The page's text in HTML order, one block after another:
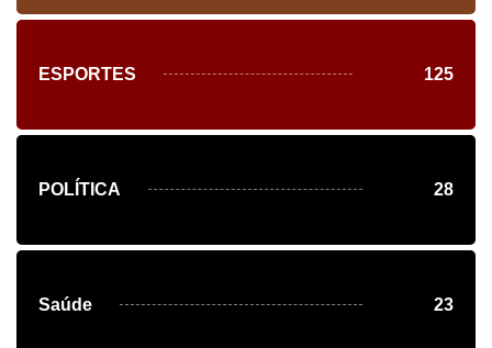
ESPORTES 125
POLÍTICA 28
Saúde 23